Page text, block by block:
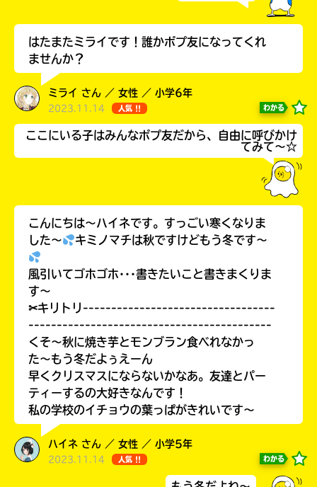
オフィシャルアカウント
はたまたミライです！誰かポプ友になってくれ
ませんか？
ミライ さん ／ 女性 ／ 小学6年
2023.11.14 人気 !! わかる
ここにいる子はみんなポプ友だから、自由に呼びかけ
てみて～☆
こんにちは〜ハイネです。すっごい寒くなりま
した〜
キミノマチは秋ですけどもう冬です〜
風引いてゴホゴホ･･･書きたいこと書きまくりま
す〜
✂キリトリ----------------------------------
-------------------------------------------
くそ〜秋に焼き芋とモンブラン食べれなかっ
た〜もう冬だよぅえーん
早くクリスマスにならないかなあ。友達とパー
ティーするの大好きなんです！
私の学校のイチョウの葉っぱがきれいです〜
ハイネ さん ／ 女性 ／ 小学5年
2023.11.14 人気 !! わかる